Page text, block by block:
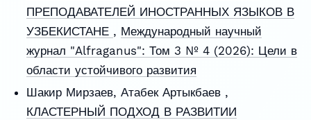
ПРЕПОДАВАТЕЛЕЙ ИНОСТРАННЫХ ЯЗЫКОВ В
УЗБЕКИСТАНЕ , Международный научный
журнал "Alfraganus": Том 3 № 4 (2026): Цели в
области устойчивого развития
Шакир Мирзаев, Атабек Артыкбаев ,
КЛАСТЕРНЫЙ ПОДХОД В РАЗВИТИИ